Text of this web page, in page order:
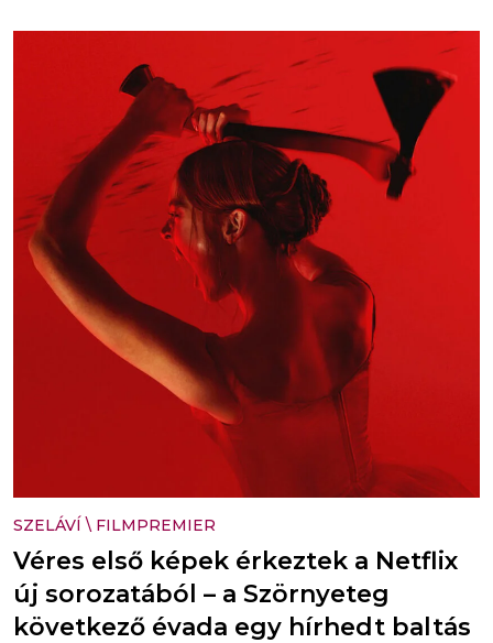
SZELÁVÍ \ FILMPREMIER
Véres első képek érkeztek a Netflix
új sorozatából – a Szörnyeteg
következő évada egy hírhedt baltás